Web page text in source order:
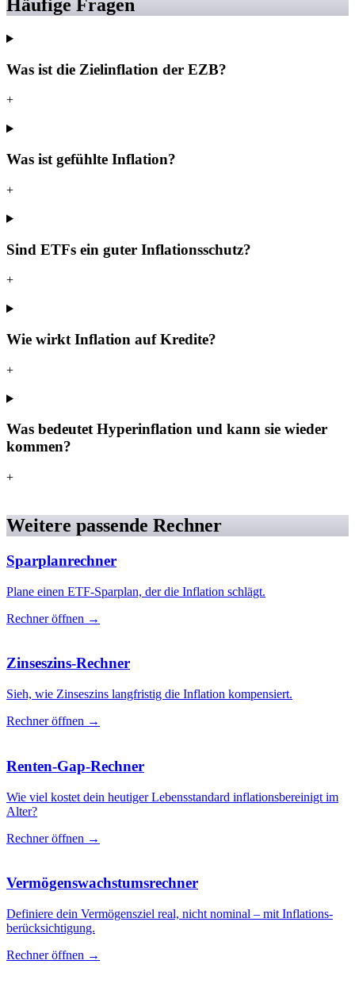
Häufige Fragen
Was ist die Zielinflation der EZB?
+
Was ist gefühlte Inflation?
+
Sind ETFs ein guter Inflationsschutz?
+
Wie wirkt Inflation auf Kredite?
+
Was bedeutet Hyperinflation und kann sie wieder
kommen?
+
Weitere passende Rechner
Sparplanrechner
Plane einen ETF-Sparplan, der die Inflation schlägt.
Rechner öffnen →
Zinseszins-Rechner
Sieh, wie Zinseszins langfristig die Inflation kompensiert.
Rechner öffnen →
Renten-Gap-Rechner
Wie viel kostet dein heutiger Lebensstandard inflationsbereinigt im
Alter?
Rechner öffnen →
Vermögenswachstumsrechner
Definiere dein Vermögensziel real, nicht nominal – mit Inflations­
berück­sichtigung.
Rechner öffnen →